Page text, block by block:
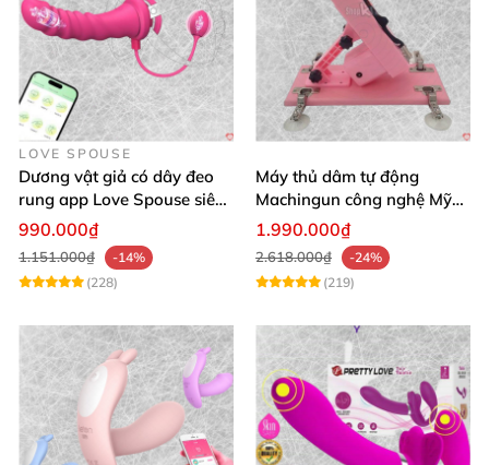
LOVE SPOUSE
Dương vật giả có dây đeo
rung app Love Spouse siêu
kích thích cho Les
990.000₫
1.151.000₫
-14%
(228)
Máy thủ dâm tự động
Machingun công nghệ Mỹ
kích thích cực mạnh
1.990.000₫
2.618.000₫
-24%
(219)